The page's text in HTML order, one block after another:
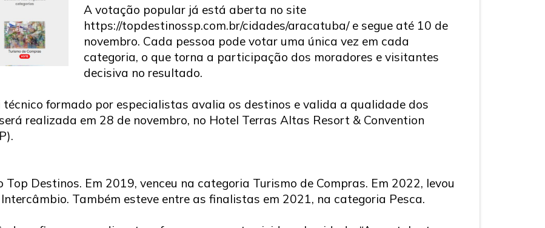
A votação popular já está aberta no site
https://topdestinossp.com.br/cidades/aracatuba/e segue até 10 de
novembro. Cada pessoa pode votar uma única vez em cada
categoria, o que torna a participação dos moradores e visitantes
decisiva no resultado.
formado por especialistas avalia os destinos e valida a qualidade dos
realizada em 28 de novembro, no Hotel Terras Altas Resort & Convention
Destinos. Em 2019, venceu na categoria Turismo de Compras. Em 2022, levou
Também esteve entre as finalistas em 2021, na categoria Pesca.